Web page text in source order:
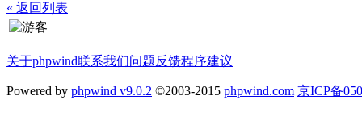
« 返回列表
关于phpwind联系我们问题反馈程序建议
Powered by phpwind v9.0.2 ©2003-2015 phpwind.com 京ICP备